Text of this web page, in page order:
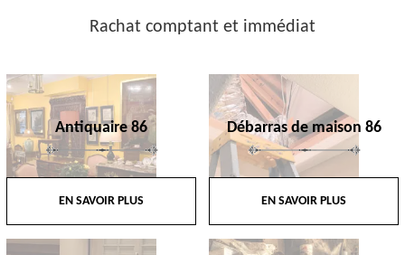
Rachat comptant et immédiat
Antiquaire 86
EN SAVOIR PLUS
Débarras de maison 86
EN SAVOIR PLUS